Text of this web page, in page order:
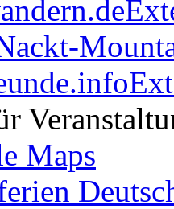
Maps